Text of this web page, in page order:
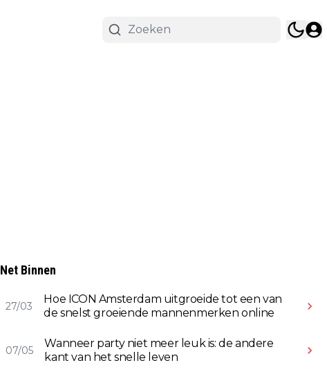
Net Binnen
27/03
Hoe ICON Amsterdam uitgroeide tot een van
de snelst groeiende mannenmerken online
07/05
Wanneer party niet meer leuk is: de andere
kant van het snelle leven